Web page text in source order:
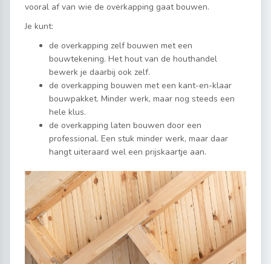
vooral af van wie de overkapping gaat bouwen.
Je kunt:
de overkapping zelf bouwen met een
bouwtekening. Het hout van de houthandel
bewerk je daarbij ook zelf.
de overkapping bouwen met een kant-en-klaar
bouwpakket. Minder werk, maar nog steeds een
hele klus.
de overkapping laten bouwen door een
professional. Een stuk minder werk, maar daar
hangt uiteraard wel een prijskaartje aan.